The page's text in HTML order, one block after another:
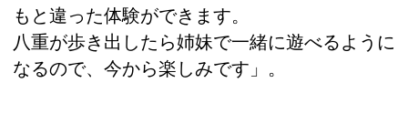
もと違った体験ができます。
八重が歩き出したら姉妹で一緒に遊べるように
なるので、今から楽しみです」。